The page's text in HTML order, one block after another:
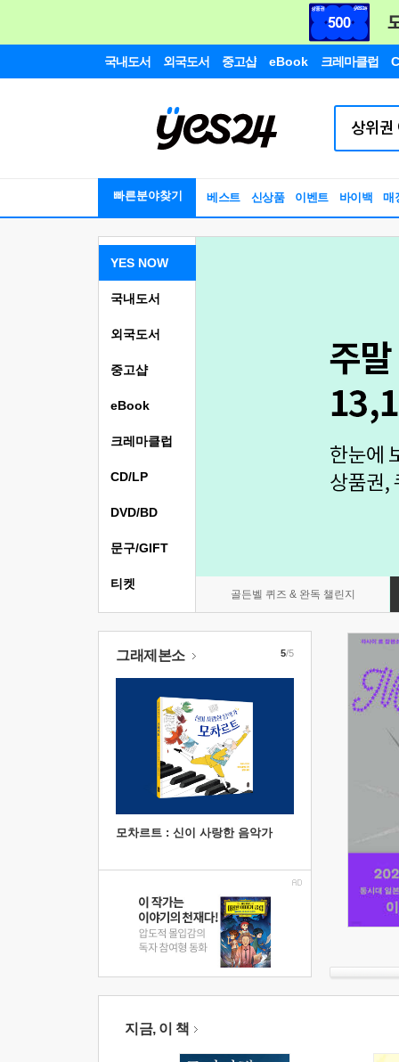
국내도서 외국도서 중고샵 eBook 크레마클럽
빠른분야찾기 베스트 신상품 이벤트 바이백 매
YES NOW
골든벨 퀴즈 & 완독 챌린지
국내도서
외국도서
중고샵
eBook
크레마클럽
CD/LP
DVD/BD
문구/GIFT
티켓
그래제본소
모차르트 : 신이 사랑한 음악가
5/5
지금, 이 책